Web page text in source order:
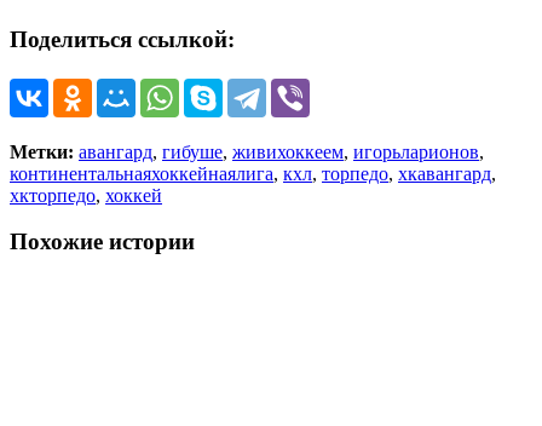
Поделиться ссылкой:
Метки: авангард, гибуше, живихоккеем, игорьларионов,
континентальнаяхоккейнаялига, кхл, торпедо, хкавангард,
хкторпедо, хоккей
Похожие истории